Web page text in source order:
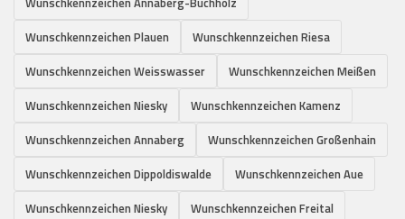
Wunschkennzeichen Plauen
Wunschkennzeichen Riesa
Wunschkennzeichen Weisswasser
Wunschkennzeichen Meißen
Wunschkennzeichen Niesky
Wunschkennzeichen Kamenz
Wunschkennzeichen Annaberg
Wunschkennzeichen Großenhain
Wunschkennzeichen Dippoldiswalde
Wunschkennzeichen Aue
Wunschkennzeichen Niesky
Wunschkennzeichen Freital